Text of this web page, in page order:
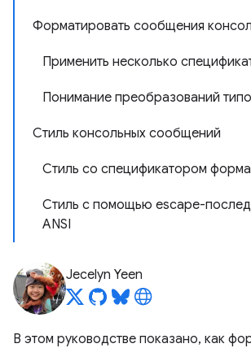
Форматировать сообщения
Применить несколько
Понимание преобразований
Стиль консольных сообщений
Стиль со спецификатором
Стиль с помощью escape-
ANSI
Jecelyn Yeen
В этом руководстве показано, как